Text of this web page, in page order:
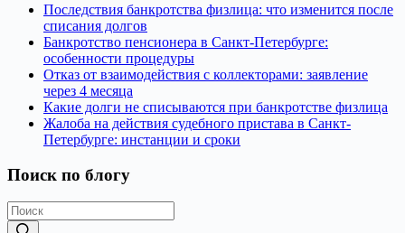
Последствия банкротства физлица: что изменится после
списания долгов
Банкротство пенсионера в Санкт-Петербурге:
особенности процедуры
Отказ от взаимодействия с коллекторами: заявление
через 4 месяца
Какие долги не списываются при банкротстве физлица
Жалоба на действия судебного пристава в Санкт-
Петербурге: инстанции и сроки
Поиск по блогу